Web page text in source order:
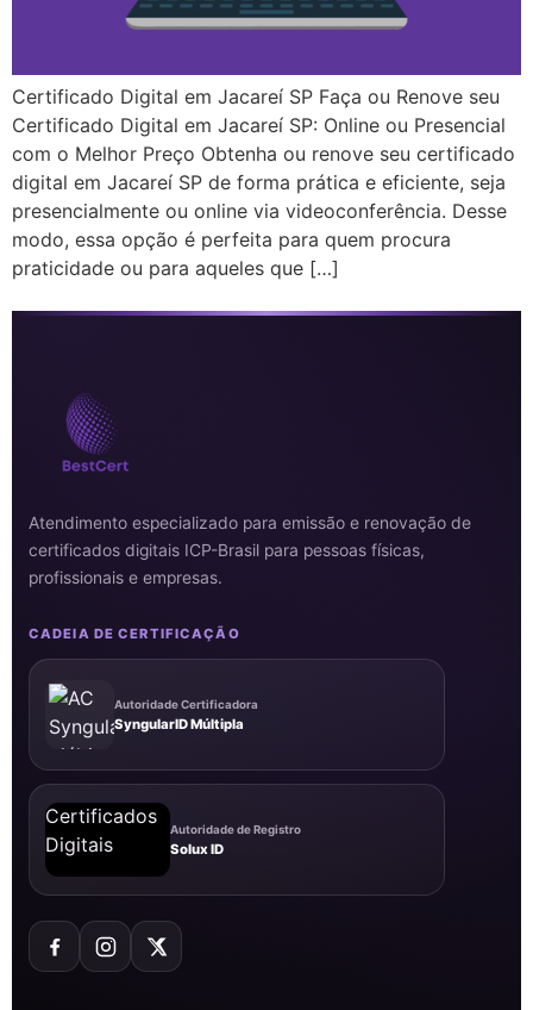
Certificado Digital em Jacareí SP Faça ou Renove seu
Certificado Digital em Jacareí SP: Online ou Presencial
com o Melhor Preço Obtenha ou renove seu certificado
digital em Jacareí SP de forma prática e eficiente, seja
presencialmente ou online via videoconferência. Desse
modo, essa opção é perfeita para quem procura
praticidade ou para aqueles que […]
Atendimento especializado para emissão e renovação de
certificados digitais ICP-Brasil para pessoas físicas,
profissionais e empresas.
CADEIA DE CERTIFICAÇÃO
Autoridade Certificadora
SyngularID Múltipla
Autoridade de Registro
Solux ID